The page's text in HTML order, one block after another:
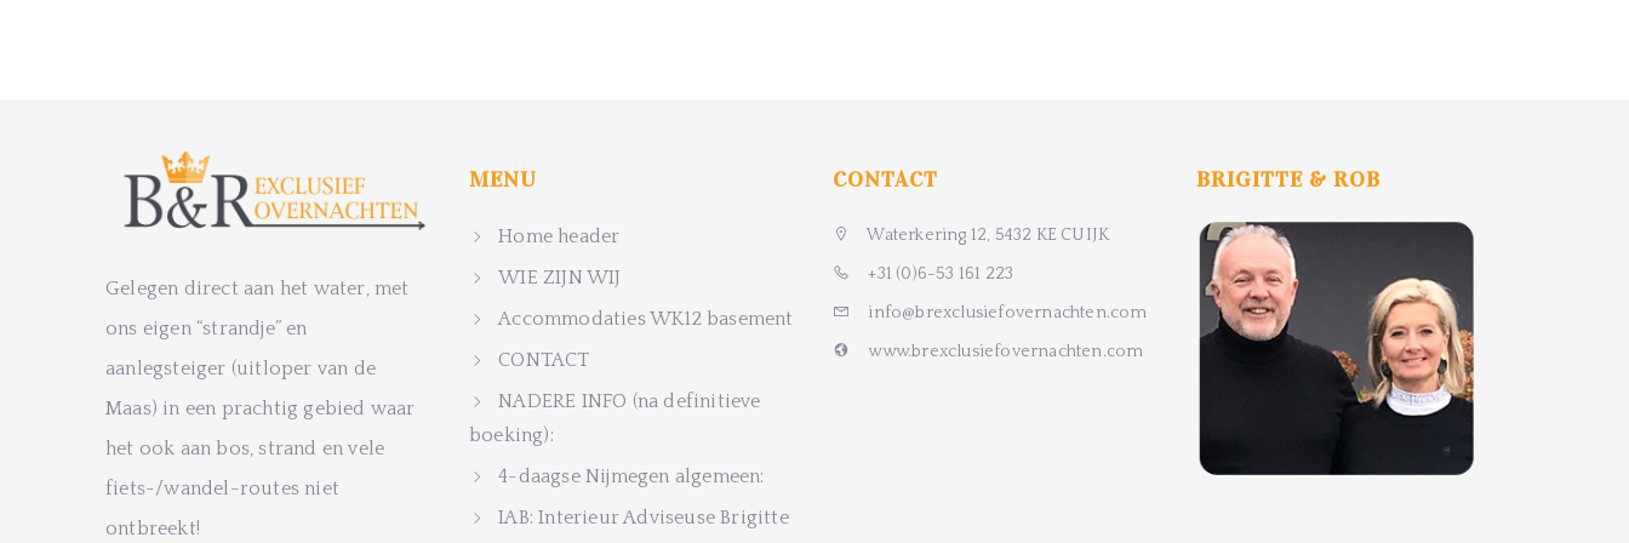
Gelegen direct aan het water, met
ons eigen “strandje” en
aanlegsteiger (uitloper van de
Maas) in een prachtig gebied waar
het ook aan bos, strand en vele
fiets-/wandel-routes niet
ontbreekt!
MENU
Home header
WIE ZIJN WIJ
Accommodaties WK12 basement
CONTACT
NADERE INFO (na definitieve
boeking):
4-daagse Nijmegen algemeen:
IAB: Interieur Adviseuse Brigitte
CONTACT
Waterkering 12, 5432 KE CUIJK
+31 (0)6-53 161 223
info@brexclusiefovernachten.com
www.brexclusiefovernachten.com
BRIGITTE & ROB